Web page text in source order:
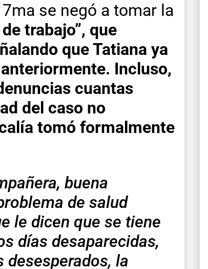
se negó a tomar la
trabajo”, que
que Tatiana ya
Incluso,
cuantas
del caso no
tomó formalmente
buena
de salud
le dicen que se tiene
días desaparecidas,
la